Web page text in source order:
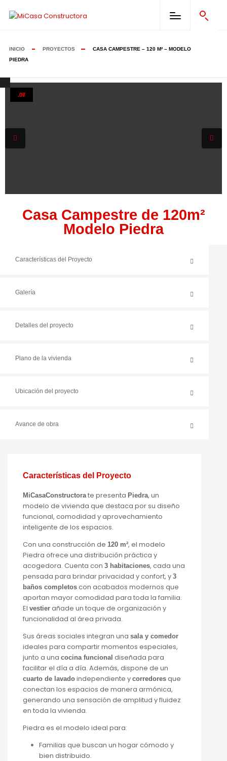
INICIO PROYECTOS
CASA CAMPESTRE – 120 M² – MODELO
PIEDRA
.01
.02
.03
.04
.05
.06
.07
Casa Campestre de 120m²
Modelo Piedra
Características del Proyecto
Galería
Detalles del proyecto
Plano de la vivienda
Ubicación del proyecto
Avance de obra
Características del Proyecto
MiCasaConstructorate presenta Piedra, un
modelo de vivienda que destaca por su diseño
funcional, comodidad y aprovechamiento
inteligente de los espacios.
Con una construcción de 120 m², el modelo
Piedra ofrece una distribución práctica y
acogedora. Cuenta con 3 habitaciones, cada una
pensada para brindar privacidad y confort, y 3
baños completos con acabados modernos que
aportan mayor comodidad para toda la familia.
El vestier añade un toque de organización y
funcionalidad al área privada.
Sus áreas sociales integran una sala y comedor
ideales para compartir momentos especiales,
junto a una cocina funcional diseñada para
facilitar el día a día. Además, dispone de un
cuarto de lavado independiente y corredores que
conectan los espacios de manera armónica,
generando una sensación de amplitud y fluidez
en toda la vivienda.
Piedra es el modelo ideal para:
Familias que buscan un hogar cómodo y
bien distribuido.